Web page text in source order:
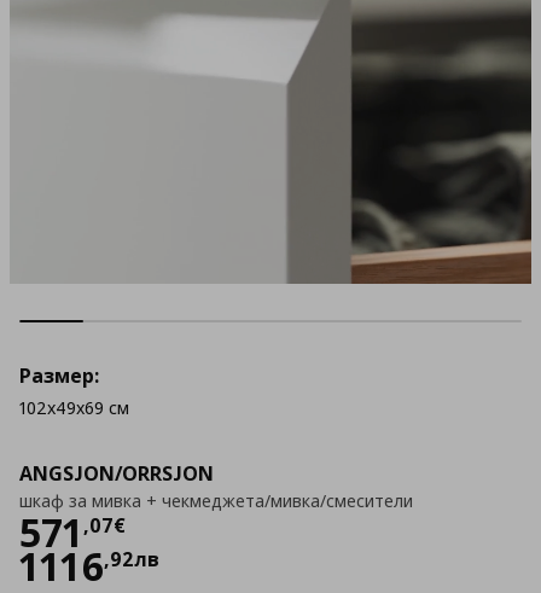
ANGSJON/ORRSJON
шкаф за мивка + чекмеджета/мивка/смесители
571 ,07€
Цена
1116,92лв
Размер:
102x49x69 см